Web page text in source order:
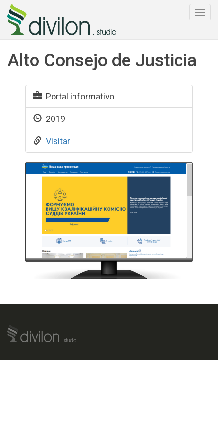
Alto Consejo de Justicia
Portal informativo
2019
Visitar